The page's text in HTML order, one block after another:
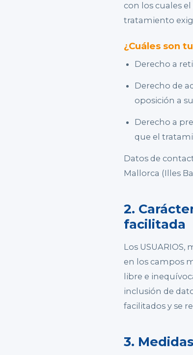
con los cuales
tratamiento
¿Cuáles son
Derecho a
Derecho de
oposición a
Derecho a
que el
Datos de
Mallorca (Illes
2.
facilitada
Los
en los campos
libre e
inclusión de
facilitados y se
3.